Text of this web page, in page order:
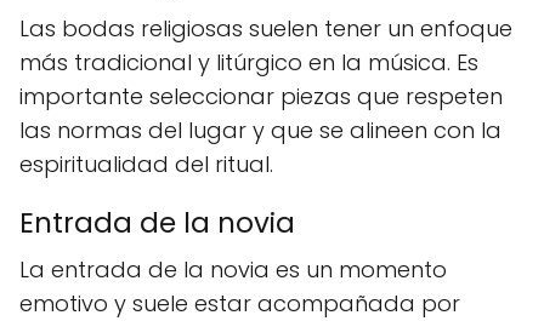
Las bodas religiosas suelen tener un enfoque
más tradicional y litúrgico en la música. Es
importante seleccionar piezas que respeten
las normas del lugar y que se alineen con la
espiritualidad del ritual.
Entrada de la novia
La entrada de la novia es un momento
emotivo y suele estar acompañada por